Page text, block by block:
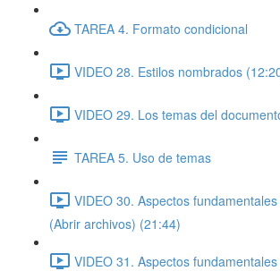
TAREA 4. Formato condicional
VIDEO 28. Estilos nombrados
VIDEO 29. Los temas del
TAREA 5. Uso de temas
VIDEO 30. Aspectos
(Abrir archivos) (21:44)
VIDEO 31. Aspectos